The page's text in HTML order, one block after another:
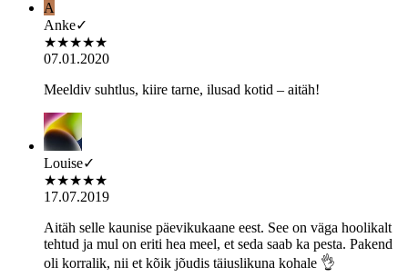
A
Anke✓
★★★★★
07.01.2020
Meeldiv suhtlus, kiire tarne, ilusad kotid – aitäh!
Louise✓
★★★★★
17.07.2019
Aitäh selle kaunise päevikukaane eest. See on väga hoolikalt
tehtud ja mul on eriti hea meel, et seda saab ka pesta. Pakend
oli korralik, nii et kõik jõudis täiuslikuna kohale 👌